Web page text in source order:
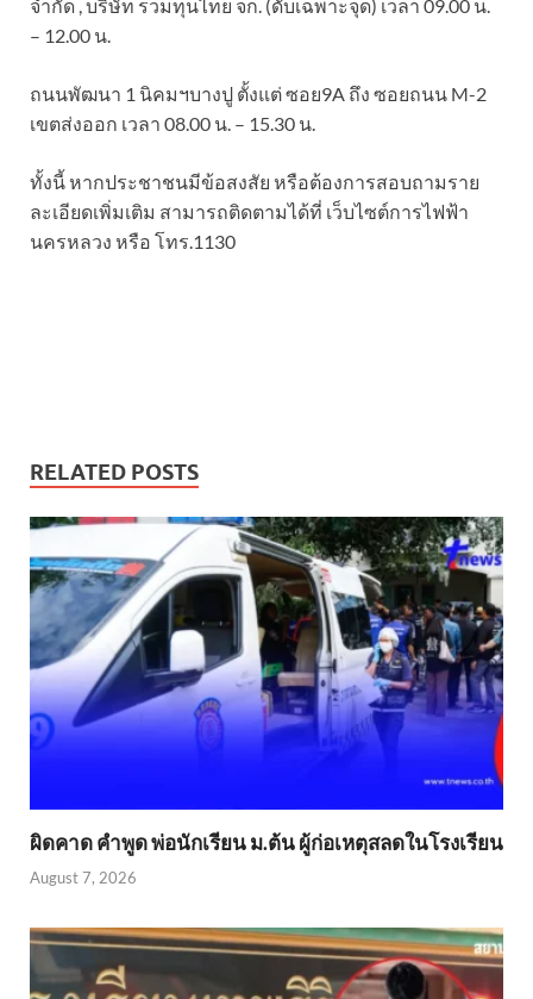
จำกัด , บริษัท รวมทุนไทย จก. (ดับเฉพาะจุด) เวลา 09.00 น.
– 12.00 น.
ถนนพัฒนา 1 นิคมฯบางปู ตั้งแต่ ซอย9A ถึง ซอยถนน M-2
เขตส่งออก เวลา 08.00 น. – 15.30 น.
ทั้งนี้ หากประชาชนมีข้อสงสัย หรือต้องการสอบถามราย
ละเอียดเพิ่มเติม สามารถติดตามได้ที่ เว็บไซต์การไฟฟ้า
นครหลวง หรือ โทร.1130
RELATED POSTS
ผิดคาด คำพูด พ่อนักเรียน ม.ต้น ผู้ก่อเหตุสลดในโรงเรียน
August 7, 2026